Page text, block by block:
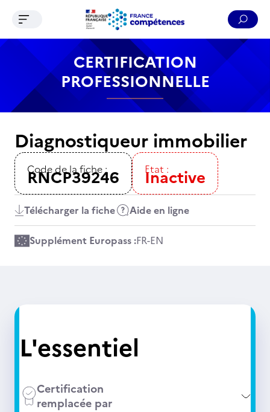
Contenu Recherche Menu Pied de page
Ouvrir le menu de navigation
CERTIFICATION
PROFESSIONNELLE
Diagnostiqueur immobilier
Code de la fiche :
RNCP39246 Etat :
Inactive
Télécharger la fiche Aide en ligne
Supplément Europass :FR-EN
L'essentiel
Certification
remplacée par